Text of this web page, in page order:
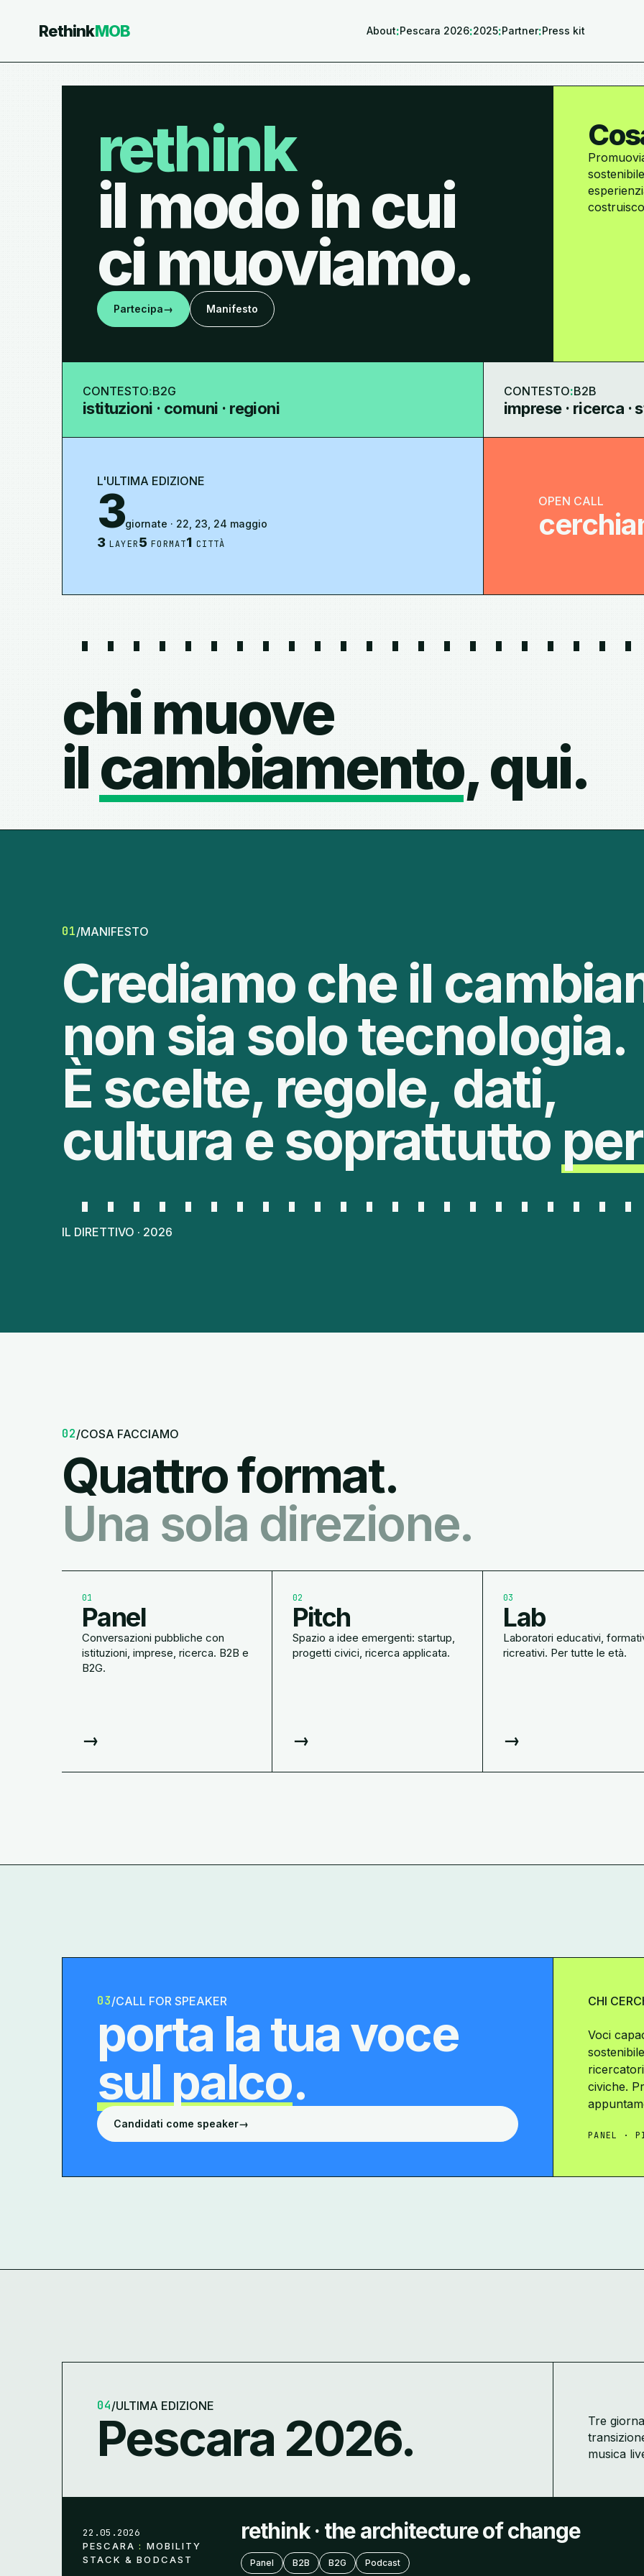
RethinkMOB About:Pescara 2026:2025:Partner:Press kit
rethink
il modo in cui
ci muoviamo.
Partecipa→ Manifesto
CONTESTO:B2G
istituzioni · comuni · regioni
CONTESTO:B2B
imprese · ricerca ·
L'ULTIMA EDIZIONE
3giornate · 22, 23, 24 maggio
3 LAYER5 FORMAT1 CITTÀ
OPEN CALL
chi muove
ilcambiamento, qui.
01/MANIFESTO
Crediamo che il
non sia solo tecnologia.
È scelte, regole, dati,
cultura e soprattutto
IL DIRETTIVO · 2026
02/COSA FACCIAMO
Quattro format.
Una sola direzione.
01
Panel
Conversazioni pubbliche con
istituzioni, imprese, ricerca. B2B e
B2G.
→
02
Pitch
Spazio a idee emergenti: startup,
progetti civici, ricerca applicata.
→
03
Lab
Laboratori educativi,
ricreativi. Per tutte le età.
→
03/CALL FOR SPEAKER
porta la tua voce
sul palco.
Candidati come speaker→
CHI
Voci
civiche.
PANEL ·
04/ULTIMA EDIZIONE
Pescara 2026.
Tre
musica
22.05.2026
PESCARA : MOBILITY
STACK & BODCAST
rethink · the architecture of change
Panel B2B B2G Podcast